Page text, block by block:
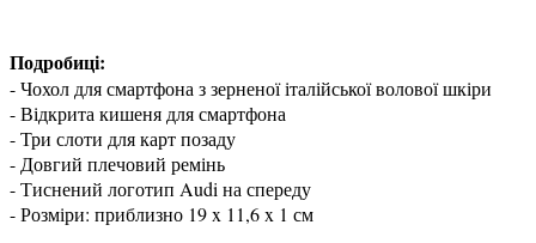
Подробиці:
- Чохол для смартфона з зерненої італійської волової шкіри
- Відкрита кишеня для смартфона
- Три слоти для карт позаду
- Довгий плечовий ремінь
- Тиснений логотип Audi на спереду
- Розміри: приблизно 19 x 11,6 x 1 см